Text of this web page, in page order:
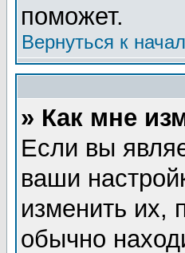
поможет.
Вернуться к
» Как мне
Если вы
ваши
изменить их,
обычно